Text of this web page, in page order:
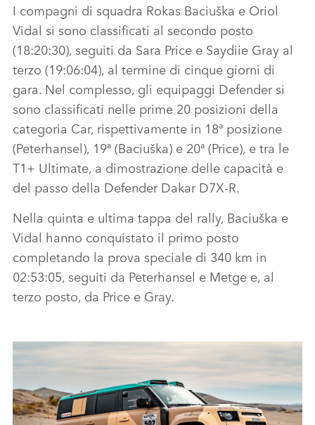
I compagni di squadra Rokas Baciuška e Oriol
Vidal si sono classificati al secondo posto
(18:20:30), seguiti da Sara Price e Saydiie Gray al
terzo (19:06:04), al termine di cinque giorni di
gara. Nel complesso, gli equipaggi Defender si
sono classificati nelle prime 20 posizioni della
categoria Car, rispettivamente in 18ª posizione
(Peterhansel), 19ª (Baciuška) e 20ª (Price), e tra le
T1+ Ultimate, a dimostrazione delle capacità e
del passo della Defender Dakar D7X‑R.
Nella quinta e ultima tappa del rally, Baciuška e
Vidal hanno conquistato il primo posto
completando la prova speciale di 340 km in
02:53:05, seguiti da Peterhansel e Metge e, al
terzo posto, da Price e Gray.